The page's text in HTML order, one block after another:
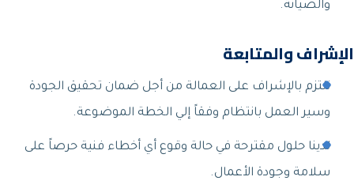
والصيانة.
الإشراف والمتابعة
نلتزم بالإشراف على العمالة من أجل ضمان تحقيق الجودة
وسير العمل بانتظام وفقاً إلي الخطة الموضوعة.
لدينا حلول مقترحة في حالة وقوع أي أخطاء فنية حرصاً على
سلامة وجودة الأعمال.